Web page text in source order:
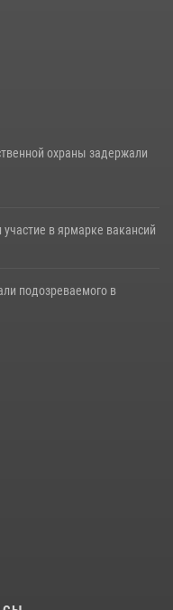
охраны задержали
в ярмарке вакансий
подозреваемого в